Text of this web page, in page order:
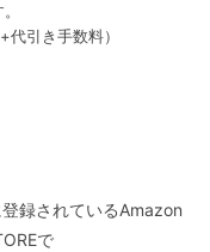
引き手数料）
録されているAmazon
で